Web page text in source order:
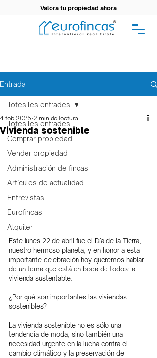
Valora tu propiedad ahora
Entrada
Totes les entrades
Comprar propiedad
Vender propiedad
Administración de fincas
Artículos de actualidad
Entrevistas
Eurofincas
Alquiler
Totes les entrades
Vivienda sostenible
4 feb 2025 2 min de lectura
Este lunes 22 de abril fue el Día de la Tierra,
nuestro hermoso planeta, y en honor a esta
importante celebración hoy queremos hablar
de un tema que está en boca de todos: la
vivienda sustentable.
¿Por qué son importantes las viviendas
sostenibles?
La vivienda sostenible no es sólo una
tendencia de moda, sino también una
necesidad urgente en la lucha contra el
cambio climático y la preservación de